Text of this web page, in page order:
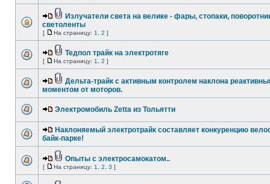
Излучатели света на велике - фары, стопаки,
светоленты
[ На страницу: 1 2 ]
Тедпол трайк на электротяге
[ На страницу: 1 2 ]
Дельта-трайк с активным контролем наклона
моментом от моторов.
Электромобиль Zetta из Тольятти
Наклоняемый электротрайк составляет конкуренцию
байк-парке!
Опыты с электросамокатом..
[ На страницу: 1 2 3 ]